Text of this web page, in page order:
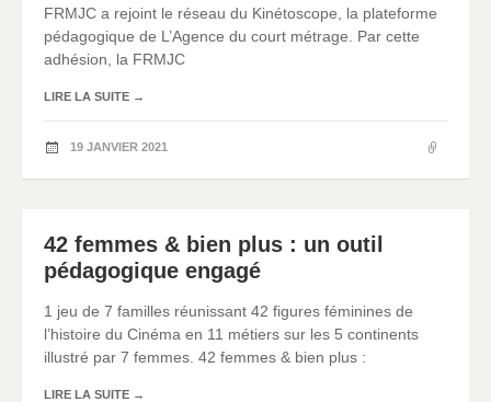
FRMJC a rejoint le réseau du Kinétoscope, la plateforme
pédagogique de L’Agence du court métrage. Par cette
adhésion, la FRMJC
LIRE LA SUITE →
19 JANVIER 2021
42 femmes & bien plus : un outil
pédagogique engagé
1 jeu de 7 familles réunissant 42 figures féminines de
l’histoire du Cinéma en 11 métiers sur les 5 continents
illustré par 7 femmes. 42 femmes & bien plus :
LIRE LA SUITE →